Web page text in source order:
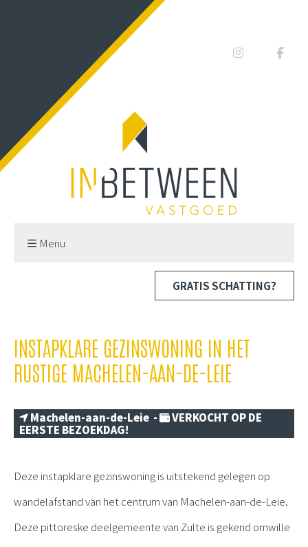
Menu
GRATIS SCHATTING?
INSTAPKLARE GEZINSWONING IN HET
RUSTIGE MACHELEN-AAN-DE-LEIE
Machelen-aan-de-Leie -
VERKOCHT OP DE
EERSTE BEZOEKDAG!
Deze instapklare gezinswoning is uitstekend gelegen op
wandelafstand van het centrum van Machelen-aan-de-Leie.
Deze pittoreske deelgemeente van Zulte is gekend omwille